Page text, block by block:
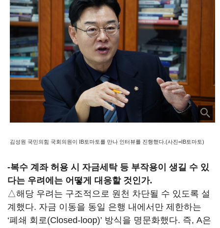
김성원 국민의힘 국회의원이 IB토마토를 만나 인터뷰를 진행했다.(사진=IB토마토)
-복수 계좌 허용 시 자금세탁 등 부작용이 생길 수 있
다는 우려에는 어떻게 대응할 것인가.
△해당 우려는 구조적으로 원천 차단될 수 있도록 설
계했다. 자금 이동을 동일 은행 내에서만 제한하는
‘폐쇄 회로(Closed-loop)’ 방식을 명문화했다. 즉, A은